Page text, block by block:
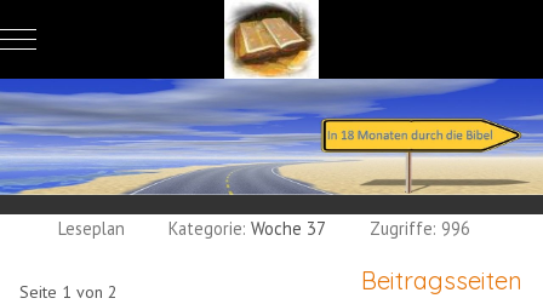
Mobile Menu Toggle
Leseplan Kategorie:Woche 37 Zugriffe: 996
Beitragsseiten
Seite 1 von 2